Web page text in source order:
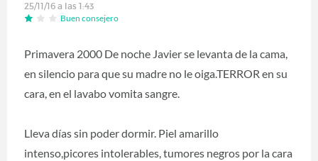
25/11/16 a las 1:43
Buen consejero
Primavera 2000 De noche Javier se levanta de la cama,
en silencio para que su madre no le oiga.TERROR en su
cara, en el lavabo vomita sangre.
Lleva días sin poder dormir. Piel amarillo
intenso,picores intolerables, tumores negros por la cara